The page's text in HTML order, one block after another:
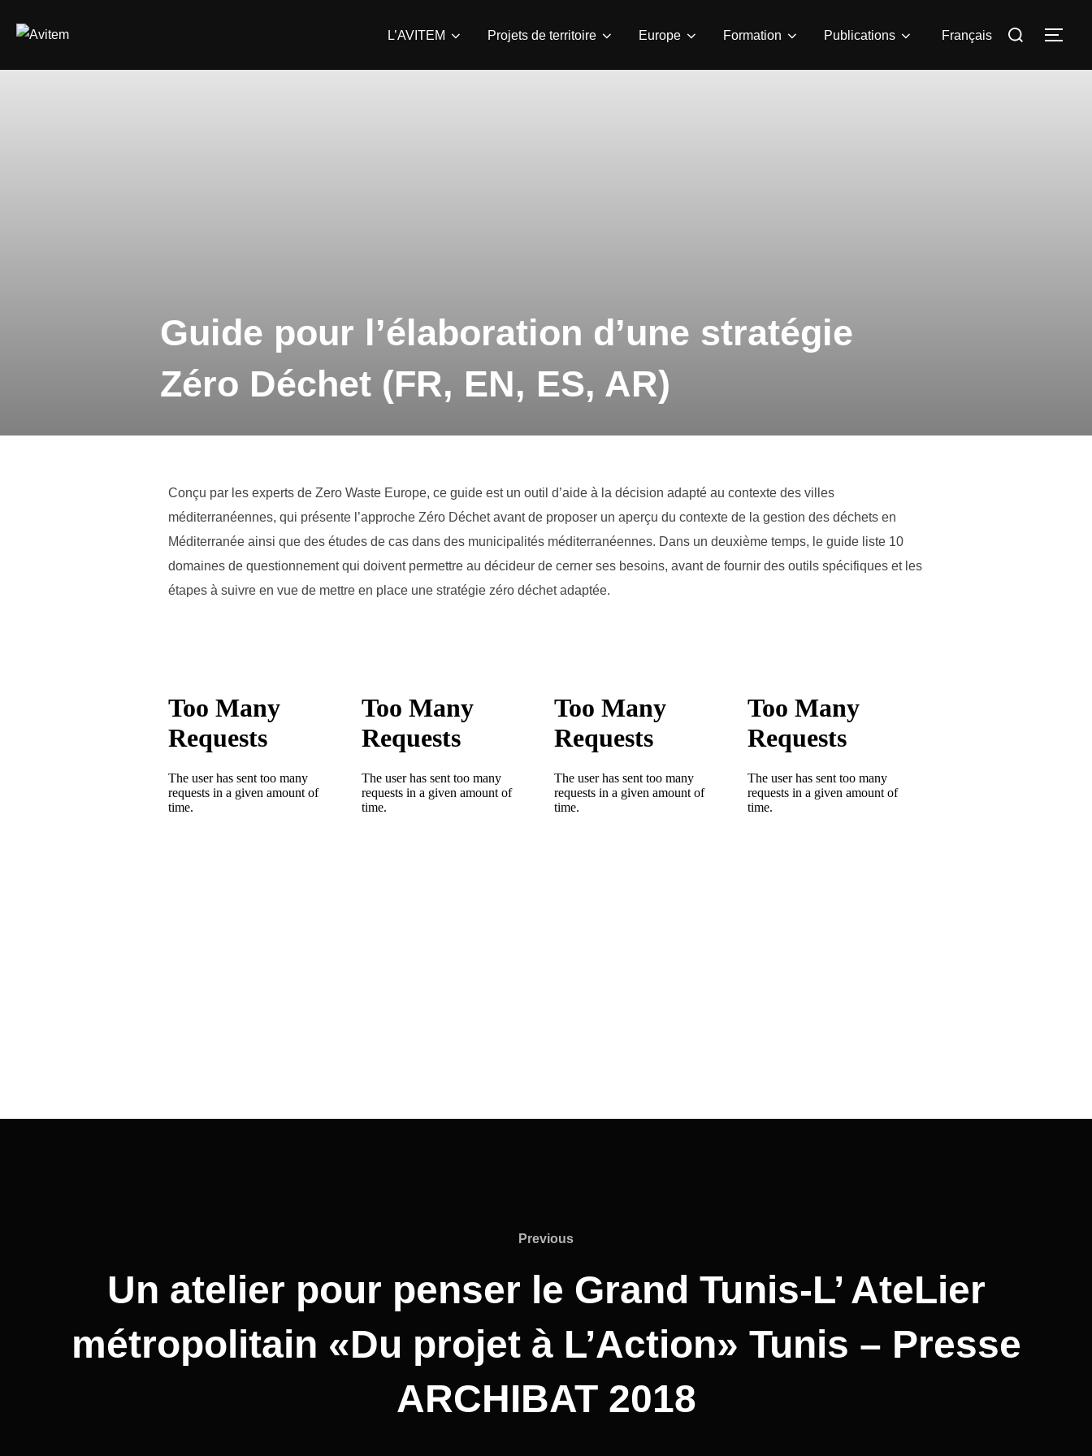
L’AVITEM Projets de territoire Europe Formation Publications Français
Guide pour l’élaboration d’une stratégie
Zéro Déchet (FR, EN, ES, AR)
Conçu par les experts de Zero Waste Europe, ce guide est un outil d’aide à la décision adapté au contexte des villes
méditerranéennes, qui présente l’approche Zéro Déchet avant de proposer un aperçu du contexte de la gestion des déchets en
Méditerranée ainsi que des études de cas dans des municipalités méditerranéennes. Dans un deuxième temps, le guide liste 10
domaines de questionnement qui doivent permettre au décideur de cerner ses besoins, avant de fournir des outils spécifiques et les
étapes à suivre en vue de mettre en place une stratégie zéro déchet adaptée.
Previous
Un atelier pour penser le Grand Tunis-L’ AteLier
métropolitain «Du projet à L’Action» Tunis – Presse
ARCHIBAT 2018